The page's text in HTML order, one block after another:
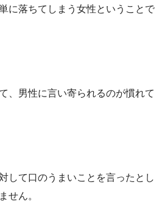
に落ちてしまう女性ということで
、男性に言い寄られるのが慣れて
して口のうまいことを言ったとし
せん。